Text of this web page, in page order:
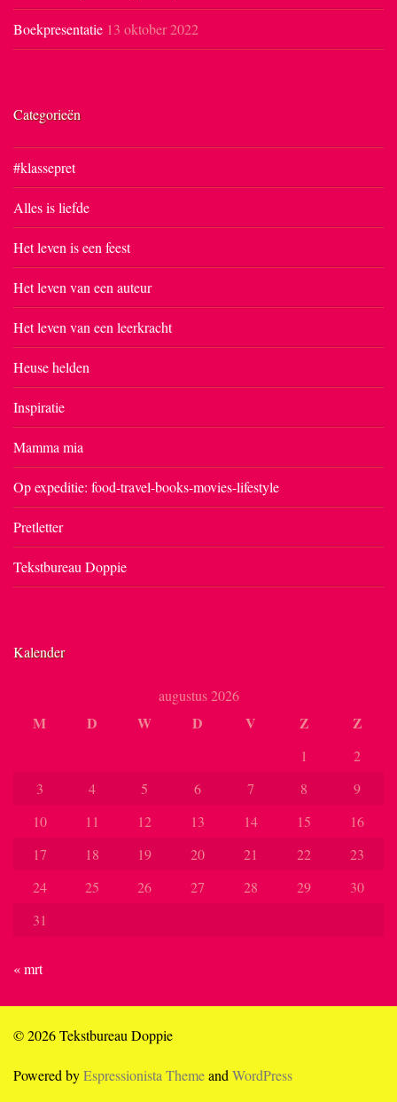
Boekpresentatie 13 oktober 2022
Categorieën
#klassepret
Alles is liefde
Het leven is een feest
Het leven van een auteur
Het leven van een leerkracht
Heuse helden
Inspiratie
Mamma mia
Op expeditie: food-travel-books-movies-lifestyle
Pretletter
Tekstbureau Doppie
Kalender
augustus 2026
M D W D V Z Z
1
2
3
4 5 6 7 8
9
10
11 12 13 14 15
16
17
18 19 20 21 22
23
24
25 26 27 28 29
30
31
« mrt
© 2026 Tekstbureau Doppie
Powered byEspressionista Themeand WordPress